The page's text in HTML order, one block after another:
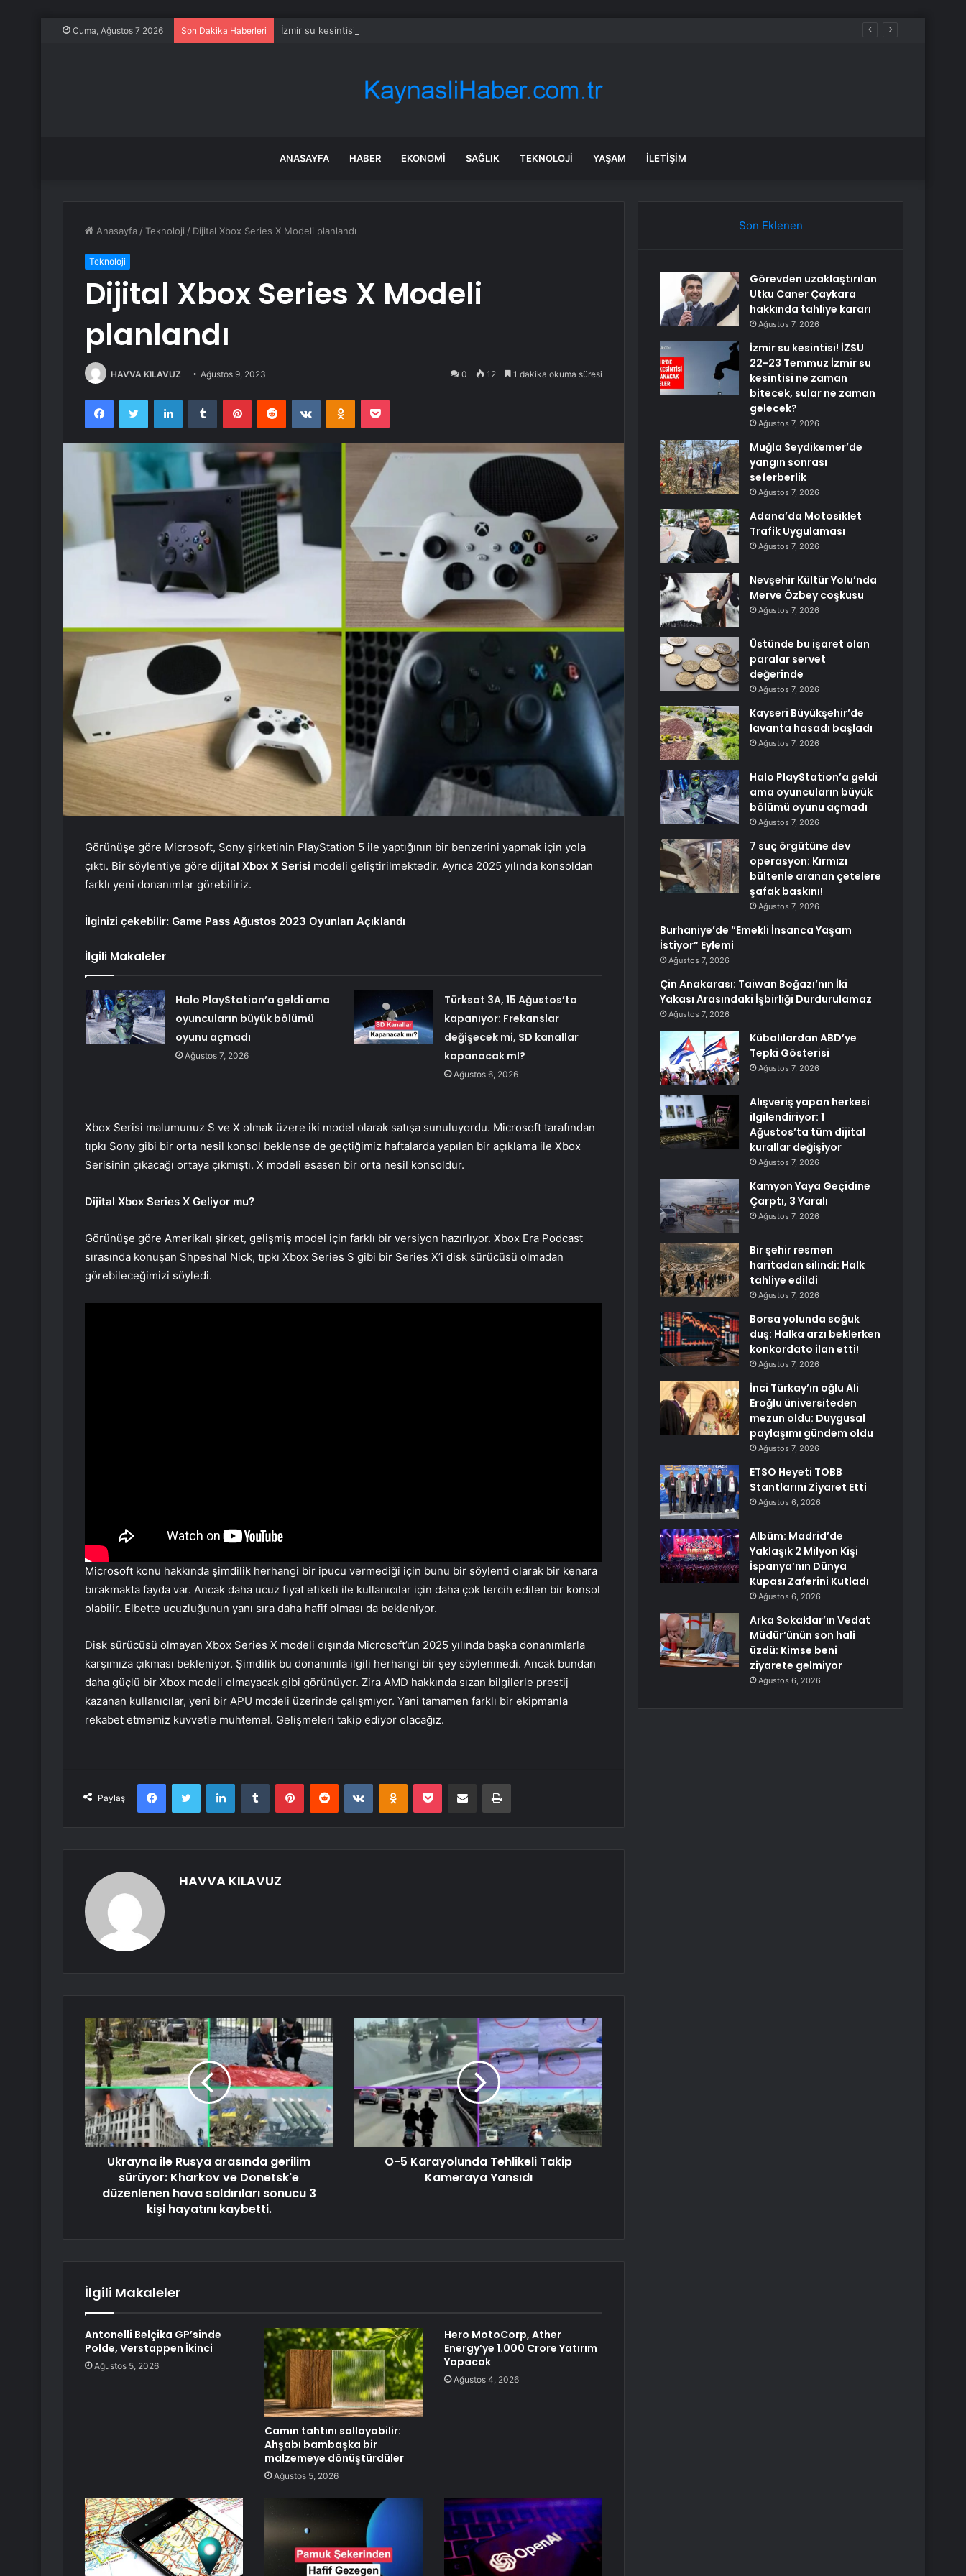
Cuma, Ağustos 7 2026 Son Dakika Haberleri İzmir su kesintisi! İZSU 22-23 Temmuz İzmir su kesintisi ne zaman bitecek, sular ne zaman gelecek?
ANASAYFA HABER EKONOMI SAĞLIK TEKNOLOJI YAŞAM İLETIŞIM
Anasayfa /Teknoloji / Dijital Xbox Series X Modeli planlandı
Teknoloji
Dijital Xbox Series X Modeli
planlandı
HAVVA KILAVUZ Ağustos 9, 2023 0 12 1 dakika okuma süresi
FacebookTwitter LinkedInTumblr PinterestReddit VKontakteOdnoklassniki
Pocket
Görünüşe göre Microsoft, Sony şirketinin PlayStation 5 ile yaptığının bir benzerini yapmak için yola
çıktı. Bir söylentiye göre dijital Xbox X Serisi modeli geliştirilmektedir. Ayrıca 2025 yılında konsoldan
farklı yeni donanımlar görebiliriz.
İlginizi çekebilir: Game Pass Ağustos 2023 Oyunları Açıklandı
İlgili Makaleler
Halo PlayStation’a geldi ama
oyuncuların büyük bölümü
oyunu açmadı
Ağustos 7, 2026
Türksat 3A, 15 Ağustos’ta
kapanıyor: Frekanslar
değişecek mi, SD kanallar
kapanacak mI?
Ağustos 6, 2026
Xbox Serisi malumunuz S ve X olmak üzere iki model olarak satışa sunuluyordu. Microsoft tarafından
tıpkı Sony gibi bir orta nesil konsol beklense de geçtiğimiz haftalarda yapılan bir açıklama ile Xbox
Serisinin çıkacağı ortaya çıkmıştı. X modeli esasen bir orta nesil konsoldur.
Dijital Xbox Series X Geliyor mu?
Görünüşe göre Amerikalı şirket, gelişmiş model için farklı bir versiyon hazırlıyor. Xbox Era Podcast
sırasında konuşan Shpeshal Nick, tıpkı Xbox Series S gibi bir Series X’i disk sürücüsü olmadan
görebileceğimizi söyledi.
Microsoft konu hakkında şimdilik herhangi bir ipucu vermediği için bunu bir söylenti olarak bir kenara
bırakmakta fayda var. Ancak daha ucuz fiyat etiketi ile kullanıcılar için daha çok tercih edilen bir konsol
olabilir. Elbette ucuzluğunun yanı sıra daha hafif olması da bekleniyor.
Disk sürücüsü olmayan Xbox Series X modeli dışında Microsoft’un 2025 yılında başka donanımlarla
karşımıza çıkması bekleniyor. Şimdilik bu donanımla ilgili herhangi bir şey söylenmedi. Ancak bundan
daha güçlü bir Xbox modeli olmayacak gibi görünüyor. Zira AMD hakkında sızan bilgilerle prestij
kazanan kullanıcılar, yeni bir APU modeli üzerinde çalışmıyor. Yani tamamen farklı bir ekipmanla
rekabet etmemiz kuvvetle muhtemel. Gelişmeleri takip ediyor olacağız.
Paylaş
FacebookTwitter LinkedInTumblr PinterestReddit VKontakteOdnoklassniki
Pocket E-Posta ile paylaş Yazdır
HAVVA KILAVUZ
Ukrayna ile Rusya arasında gerilim
sürüyor: Kharkov ve Donetsk'e
düzenlenen hava saldırıları sonucu 3
kişi hayatını kaybetti.
O-5 Karayolunda Tehlikeli Takip
Kameraya Yansıdı
İlgili Makaleler
Antonelli Belçika GP’sinde
Polde, Verstappen İkinci
Ağustos 5, 2026
Camın tahtını sallayabilir:
Ahşabı bambaşka bir
malzemeye dönüştürdüler
Ağustos 5, 2026
Hero MotoCorp, Ather
Energy’ye 1.000 Crore Yatırım
Yapacak
Ağustos 4, 2026
Son Eklenen
Görevden uzaklaştırılan
Utku Caner Çaykara
hakkında tahliye kararı
Ağustos 7, 2026
İzmir su kesintisi! İZSU
22-23 Temmuz İzmir su
kesintisi ne zaman
bitecek, sular ne zaman
gelecek?
Ağustos 7, 2026
Muğla Seydikemer’de
yangın sonrası
seferberlik
Ağustos 7, 2026
Adana’da Motosiklet
Trafik Uygulaması
Ağustos 7, 2026
Nevşehir Kültür Yolu’nda
Merve Özbey coşkusu
Ağustos 7, 2026
Üstünde bu işaret olan
paralar servet
değerinde
Ağustos 7, 2026
Kayseri Büyükşehir’de
lavanta hasadı başladı
Ağustos 7, 2026
Halo PlayStation’a geldi
ama oyuncuların büyük
bölümü oyunu açmadı
Ağustos 7, 2026
7 suç örgütüne dev
operasyon: Kırmızı
bültenle aranan çetelere
şafak baskını!
Ağustos 7, 2026
Burhaniye’de “Emekli İnsanca Yaşam
İstiyor” Eylemi
Ağustos 7, 2026
Çin Anakarası: Taiwan Boğazı’nın İki
Yakası Arasındaki İşbirliği Durdurulamaz
Ağustos 7, 2026
Kübalılardan ABD’ye
Tepki Gösterisi
Ağustos 7, 2026
Alışveriş yapan herkesi
ilgilendiriyor: 1
Ağustos’ta tüm dijital
kurallar değişiyor
Ağustos 7, 2026
Kamyon Yaya Geçidine
Çarptı, 3 Yaralı
Ağustos 7, 2026
Bir şehir resmen
haritadan silindi: Halk
tahliye edildi
Ağustos 7, 2026
Borsa yolunda soğuk
duş: Halka arzı beklerken
konkordato ilan etti!
Ağustos 7, 2026
İnci Türkay’ın oğlu Ali
Eroğlu üniversiteden
mezun oldu: Duygusal
paylaşımı gündem oldu
Ağustos 7, 2026
ETSO Heyeti TOBB
Stantlarını Ziyaret Etti
Ağustos 6, 2026
Albüm: Madrid’de
Yaklaşık 2 Milyon Kişi
İspanya’nın Dünya
Kupası Zaferini Kutladı
Ağustos 6, 2026
Arka Sokaklar’ın Vedat
Müdür’ünün son hali
üzdü: Kimse beni
ziyarete gelmiyor
Ağustos 6, 2026